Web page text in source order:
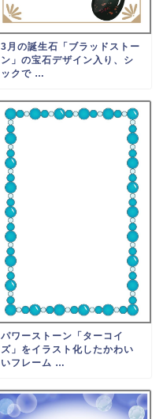
3月の誕生石「ブラッドストー
ン」の宝石デザイン入り、シ
ックで …
パワーストーン「ターコイ
ズ」をイラスト化したかわい
いフレーム …